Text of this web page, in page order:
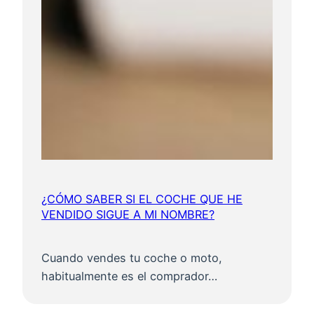
¿CÓMO SABER SI EL COCHE QUE HE
VENDIDO SIGUE A MI NOMBRE?
Cuando vendes tu coche o moto,
habitualmente es el comprador…